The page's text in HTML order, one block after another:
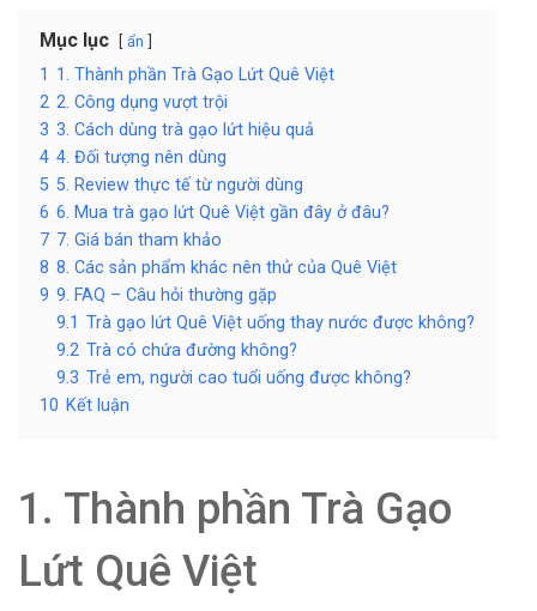
Mục lục ẩn
1 1. Thành phần Trà Gạo Lứt Quê Việt
2 2. Công dụng vượt trội
3 3. Cách dùng trà gạo lứt hiệu quả
4 4. Đối tượng nên dùng
5 5. Review thực tế từ người dùng
6 6. Mua trà gạo lứt Quê Việt gần đây ở đâu?
7 7. Giá bán tham khảo
8 8. Các sản phẩm khác nên thử của Quê Việt
9 9. FAQ – Câu hỏi thường gặp
9.1 Trà gạo lứt Quê Việt uống thay nước được không?
9.2 Trà có chứa đường không?
9.3 Trẻ em, người cao tuổi uống được không?
10 Kết luận
1. Thành phần Trà Gạo
Lứt Quê Việt